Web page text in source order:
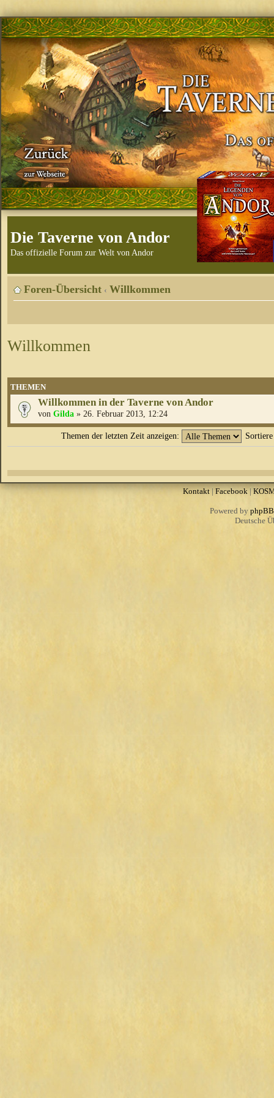
Die Taverne von Andor
Das offizielle Forum zur Welt von Andor
Foren-Übersicht ‹ Willkommen
Willkommen
THEMEN
Willkommen in der Taverne von Andor
von Gilda » 26. Februar 2013, 12:24
Themen der letzten Zeit anzeigen:
Kontakt|Facebook|
Powered by phpBB
Deutsche